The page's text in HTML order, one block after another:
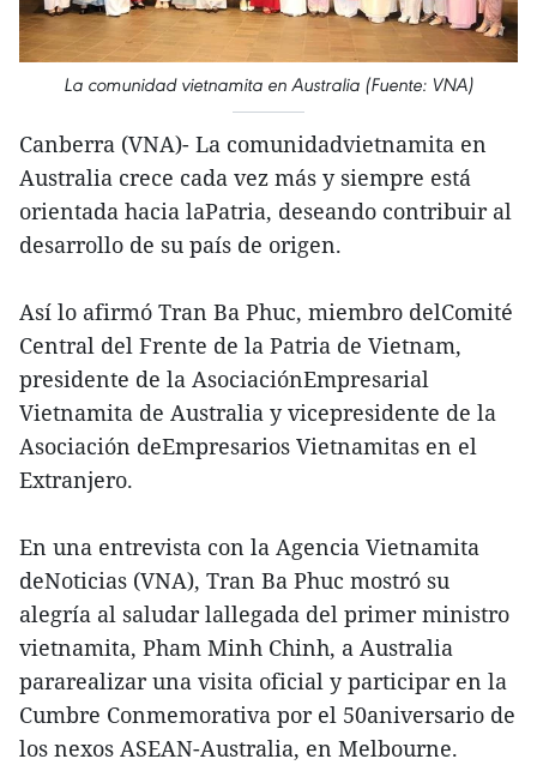
La comunidad vietnamita en Australia (Fuente: VNA)
Canberra (VNA)- La comunidadvietnamita en
Australia crece cada vez más y siempre está
orientada hacia laPatria, deseando contribuir al
desarrollo de su país de origen.
Así lo afirmó Tran Ba Phuc, miembro delComité
Central del Frente de la Patria de Vietnam,
presidente de la AsociaciónEmpresarial
Vietnamita de Australia y vicepresidente de la
Asociación deEmpresarios Vietnamitas en el
Extranjero.
En una entrevista con la Agencia Vietnamita
deNoticias (VNA), Tran Ba Phuc mostró su
alegría al saludar lallegada del primer ministro
vietnamita, Pham Minh Chinh, a Australia
pararealizar una visita oficial y participar en la
Cumbre Conmemorativa por el 50aniversario de
los nexos ASEAN-Australia, en Melbourne.